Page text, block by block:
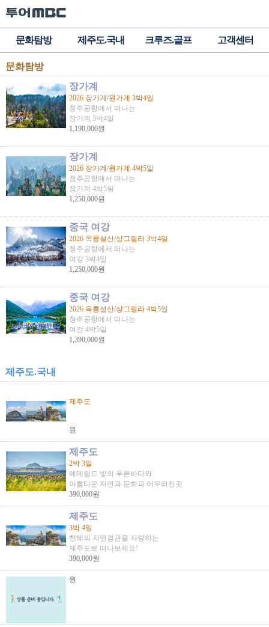
문화탐방 제주도.국내 크루즈.골프 고객센터
문화탐방
장가계
2026 장가계/원가계 3박4일
청주공항에서 떠나는
장가계 3박4일
1,190,000원
장가계
2026 장가계/원가계 4박5일
청주공항에서 떠나는
장가계 4박5일
1,250,000원
중국 여강
2026 옥룡설산/샹그릴라 3박4일
청주공항에서 떠나는
여강 3박4일
1,250,000원
중국 여강
2026 옥룡설산/샹그릴라 4박5일
청주공항에서 떠나는
여강 4박5일
1,390,000원
제주도.국내
제주도
원
제주도
2박 3일
에메랄드 빛의 푸른바다와
아름다운 자연과 문화과 어우러진곳
390,000원
제주도
3박 4일
천혜의 자연경관을 자랑하는
제주도로 떠나보세요!
390,000원
원